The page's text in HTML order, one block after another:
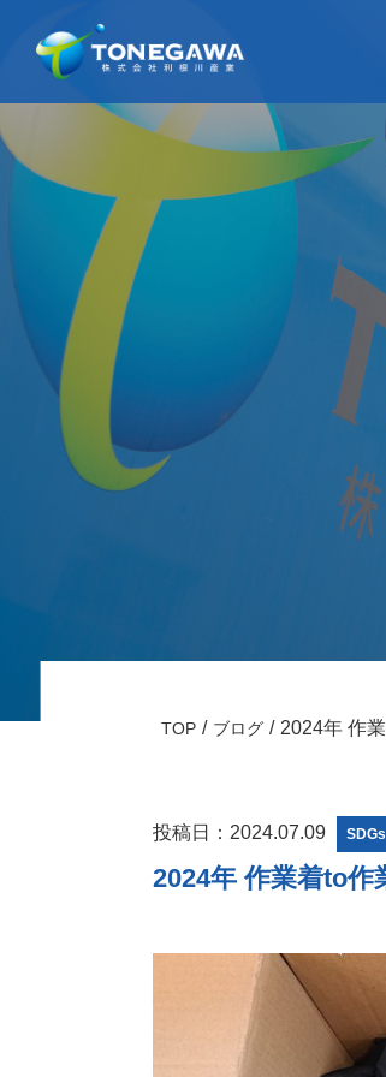
TOP ブログ 2024年 作
投稿日：2024.07.09 SDGs
2024年 作業着to